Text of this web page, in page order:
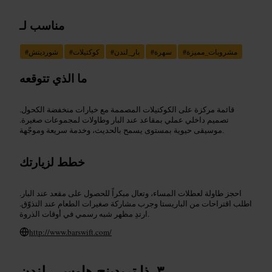
مناسب لـ
#شورديتش #كوكتيلات #بار_لندن #سهرة #مشروبات_مميزة
ما الذي تتوقعه
قائمة مركزة على الكوكتيلات المصممة مع خيارات منخفضة الكحول.
تصميم داخلي عملي بمقاعد عند البار وطاولات لمجموعات صغيرة.
موسيقى حيوية بمستوى يسمح بالحديث، وخدمة سريعة وموجّهة.
خطط لزيارتك
احجز طاولة لعطلات المساء، وتعال مبكراً للحصول على مقعد عند البار.
اطلب اقتراحات من الباريستا وجرب مشاركة صغيرات الطعام عند التذوّق.
ارتدِ مظهر شبه رسمي في أوقات الذروة.
http://www.barswift.com/